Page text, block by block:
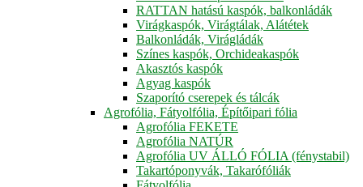
RATTAN hatású kaspók, balkonládák
Virágkaspók, Virágtálak, Alátétek
Balkonládák, Virágládák
Színes kaspók, Orchideakaspók
Akasztós kaspók
Agyag kaspók
Szaporító cserepek és tálcák
Agrofólia, Fátyolfólia, Építőipari fólia
Agrofólia FEKETE
Agrofólia NATÚR
Agrofólia UV ÁLLÓ FÓLIA (fénystabil)
Takartóponyvák, Takarófóliák